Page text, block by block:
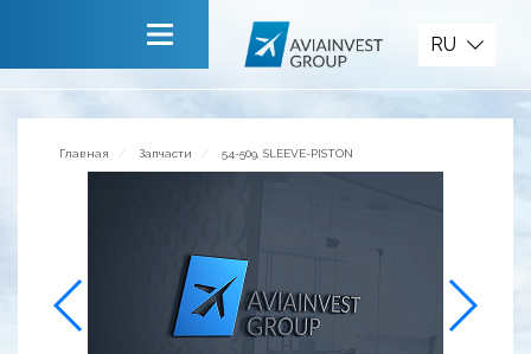
Сервисы
Обратная связь
RU
Главная Запчасти 54-509, SLEEVE-PISTON